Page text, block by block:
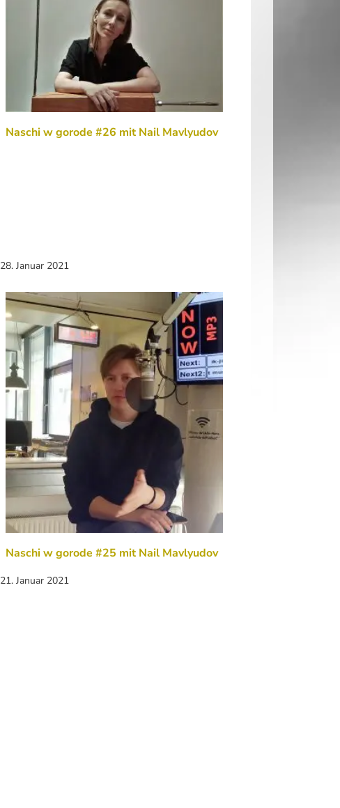
Naschi w gorode #26 mit Nail Mavlyudov
28. Januar 2021
Naschi w gorode #25 mit Nail Mavlyudov
21. Januar 2021